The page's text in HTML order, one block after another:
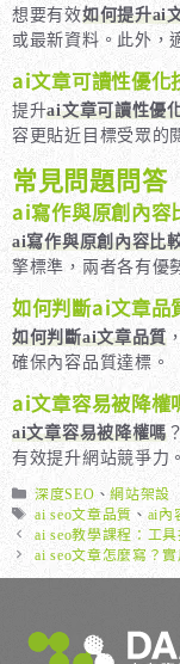
想要有效如何提升ai
或最新資料。此外，
ai文章可讀性優化
提升ai文章可讀性優
容更貼近目標受眾的
常見問題問答
ai寫作與原創內容
ai寫作與原創內容比
擎標準，兩者各有優
如何判斷ai文章品
如何判斷ai文章品質
確保內容品質達標。
ai文章容易被降權
ai文章容易被降權嗎
有效提升網站競爭力。
分
類
深度SEO 、網站架設
標
籤
ai seo文章品質 、 ai內
ai seo教學課程：工
ai seo文章怎麼寫？